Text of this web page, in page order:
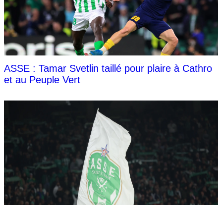
ASSE : Tamar Svetlin taillé pour plaire à Cathro
et au Peuple Vert